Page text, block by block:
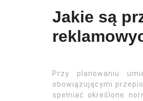
Jakie są
Przy planowaniu
obowiązującymi
spełniać określone